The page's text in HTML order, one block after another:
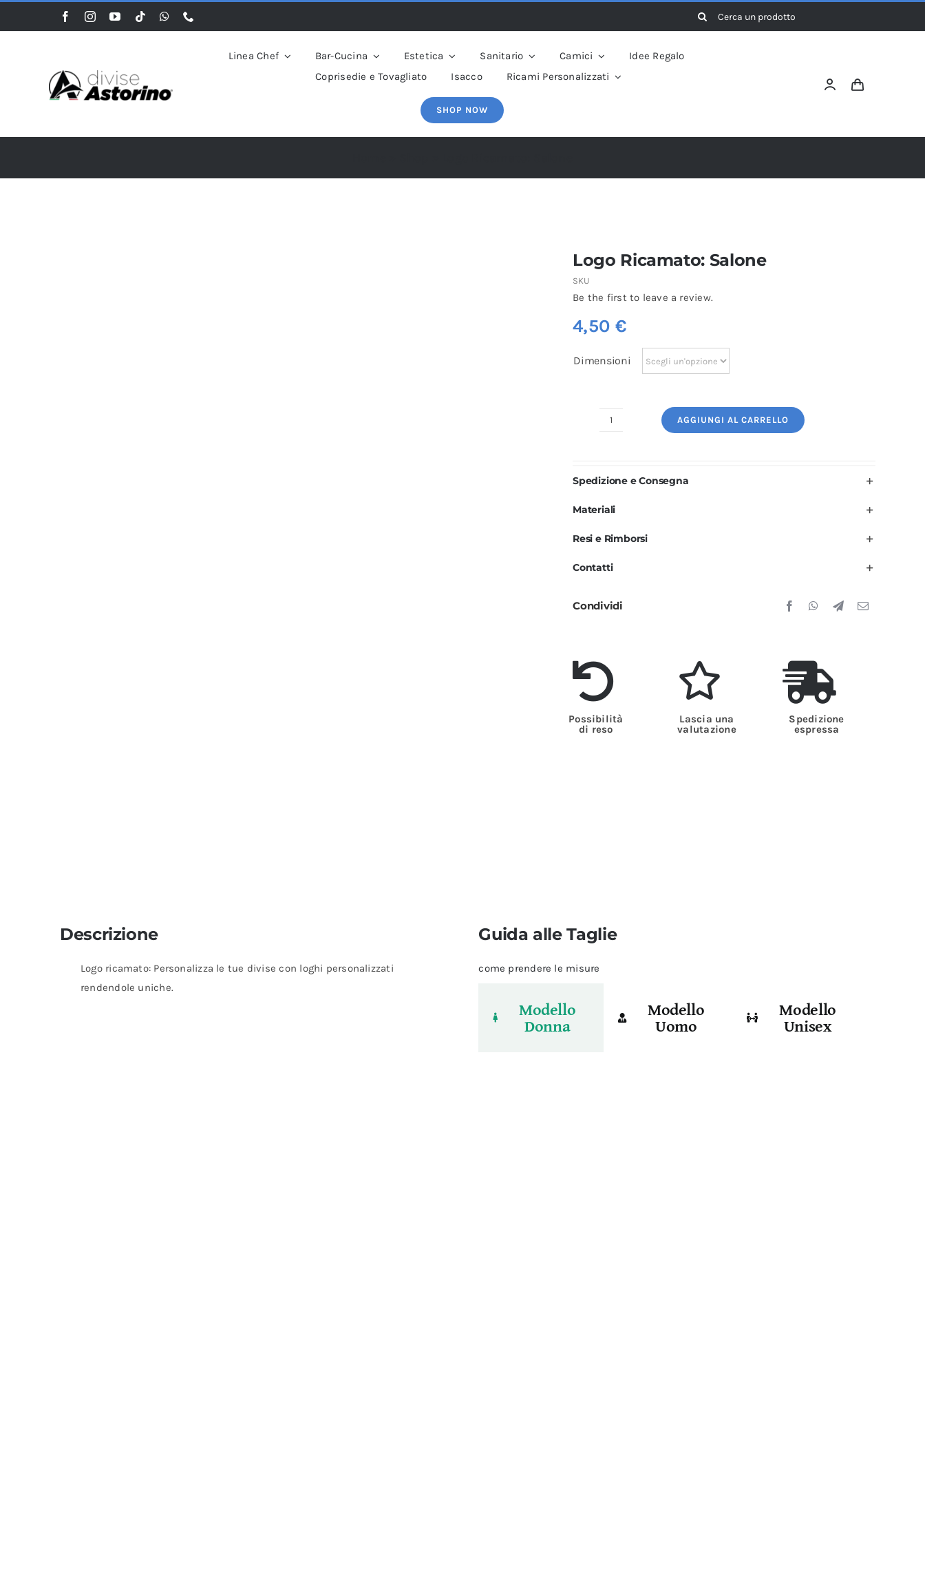
al
Cerca
per:
Linea Chef Bar-Cucina Estetica Sanitario Camici
Idee Regalo
Coprisedie e Tovagliato
Isacco Ricami Personalizzati
SHOP NOW
Logo Ricamato: Salone
SKU
Be the first to leave a review.
4,50 €
Dimensioni
quantità
AGGIUNGI AL CARRELLO
Spedizione e Consegna
Materiali
Resi e Rimborsi
Contatti
Condividi
Possibilità
di reso
Lascia una
valutazione
Spedizione
espressa
Descrizione
Logo ricamato: Personalizza le tue divise con loghi personalizzati
rendendole uniche.
Guida alle Taglie
come prendere le misure
Modello
Donna
Modello
Uomo
Modello
Unisex